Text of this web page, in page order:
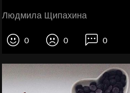
Людмила Щипахина
0 0 0